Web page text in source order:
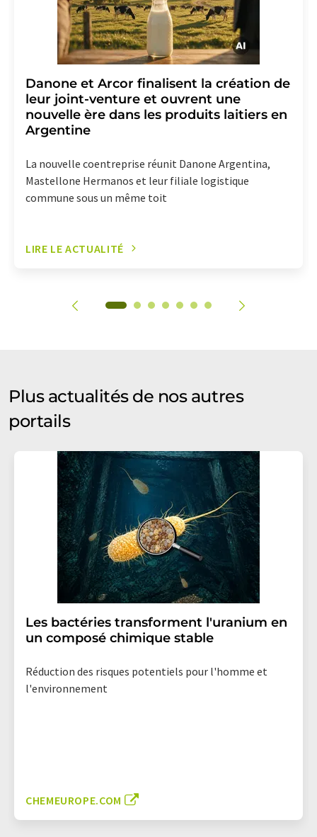
Danone et Arcor finalisent la création de
leur joint-venture et ouvrent une
nouvelle ère dans les produits laitiers en
Argentine
La nouvelle coentreprise réunit Danone Argentina,
Mastellone Hermanos et leur filiale logistique
commune sous un même toit
LIRE LE ACTUALITÉ
Plus actualités de nos autres
portails
Les bactéries transforment l'uranium en
un composé chimique stable
Réduction des risques potentiels pour l'homme et
l'environnement
CHEMEUROPE.COM